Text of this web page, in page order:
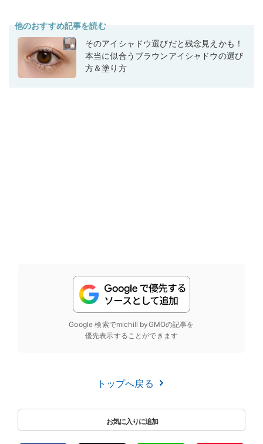
他のおすすめ記事を読む
そのアイシャドウ選びだと残念見えかも！
本当に似合うブラウンアイシャドウの選び
方＆塗り方
Google 検索でmichill byGMOの記事を
優先表示することができます
トップへ戻る